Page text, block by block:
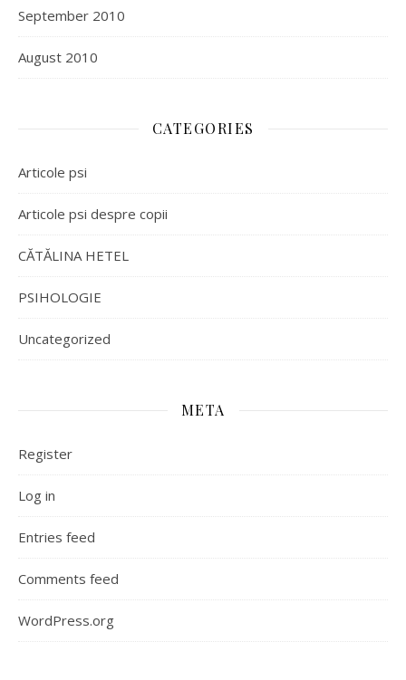
September 2010
August 2010
CATEGORIES
Articole psi
Articole psi despre copii
CĂTĂLINA HETEL
PSIHOLOGIE
Uncategorized
META
Register
Log in
Entries feed
Comments feed
WordPress.org